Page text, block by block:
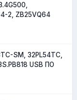
2, ZB25VQ64
SM, 32PL54TC,
USB ПО